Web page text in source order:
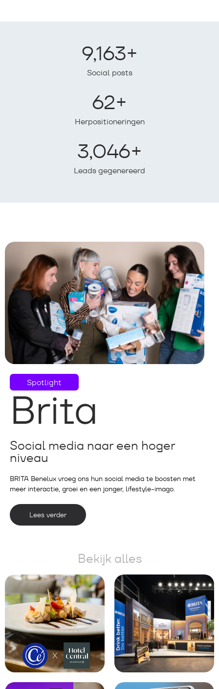
Social posts
9,163+
Herpositioneringen
62+
Leads gegenereerd
3,046+
Spotlight
Brita
Social media naar een hoger
niveau
BRITA Benelux vroeg ons hun social media te boosten met
meer interactie, groei en een jonger, lifestyle-imago.
Lees verder
Bekijk alles